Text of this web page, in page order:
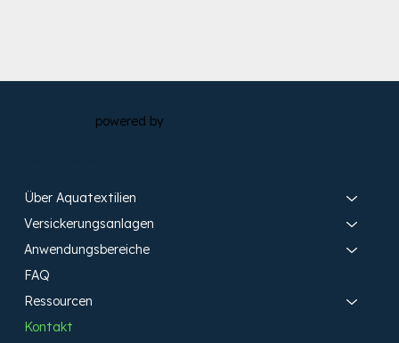
powered by
Über Aquatextilien
Versickerungsanlagen
Anwendungsbereiche
FAQ
Ressourcen
Kontakt